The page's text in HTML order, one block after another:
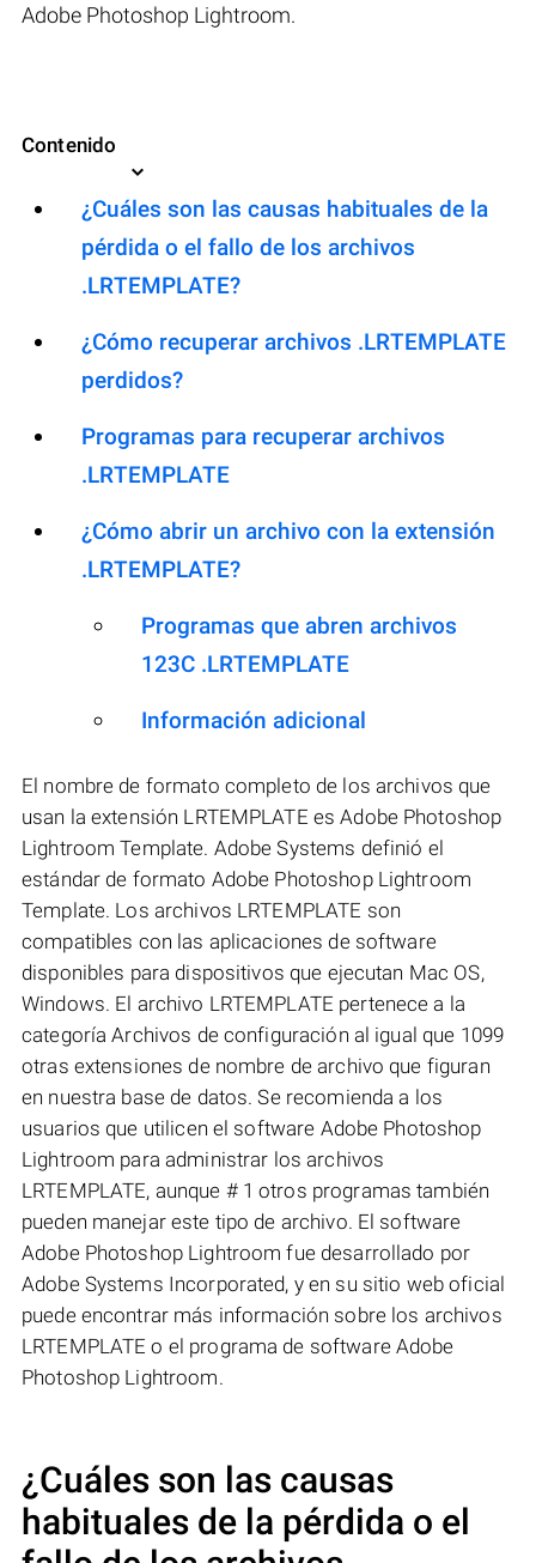
Adobe Photoshop Lightroom.
Contenido
¿Cuáles son las causas habituales de la
pérdida o el fallo de los archivos
.LRTEMPLATE?
¿Cómo recuperar archivos .LRTEMPLATE
perdidos?
Programas para recuperar archivos
.LRTEMPLATE
¿Cómo abrir un archivo con la extensión
.LRTEMPLATE?
Programas que abren archivos
123C .LRTEMPLATE
Información adicional
El nombre de formato completo de los archivos que
usan la extensión LRTEMPLATE es Adobe Photoshop
Lightroom Template. Adobe Systems definió el
estándar de formato Adobe Photoshop Lightroom
Template. Los archivos LRTEMPLATE son
compatibles con las aplicaciones de software
disponibles para dispositivos que ejecutan Mac OS,
Windows. El archivo LRTEMPLATE pertenece a la
categoría Archivos de configuración al igual que 1099
otras extensiones de nombre de archivo que figuran
en nuestra base de datos. Se recomienda a los
usuarios que utilicen el software Adobe Photoshop
Lightroom para administrar los archivos
LRTEMPLATE, aunque # 1 otros programas también
pueden manejar este tipo de archivo. El software
Adobe Photoshop Lightroom fue desarrollado por
Adobe Systems Incorporated, y en su sitio web oficial
puede encontrar más información sobre los archivos
LRTEMPLATE o el programa de software Adobe
Photoshop Lightroom.
¿Cuáles son las causas
habituales de la pérdida o el